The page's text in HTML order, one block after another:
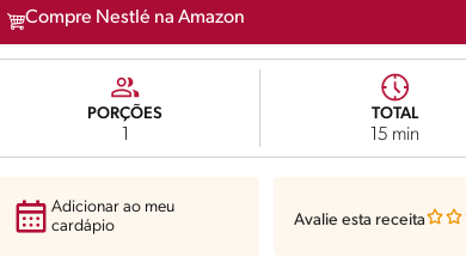
Compre Nestlé na Amazon
PORÇÕES
1
TOTAL
15 min
Adicionar ao meu
cardápio
Avalie esta receita